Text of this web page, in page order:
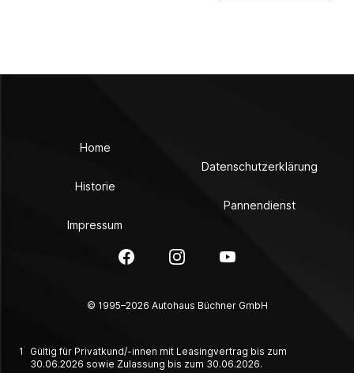
Home
Historie
Impressum
Datenschutzerklärung
Pannendienst
FacebookInstagramYouTube
© 1995–2026 Autohaus Büchner GmbH
1
Gültig für Privatkund/-innen mit Leasingvertrag bis zum
30.06.2026 sowie Zulassung bis zum 30.06.2026.